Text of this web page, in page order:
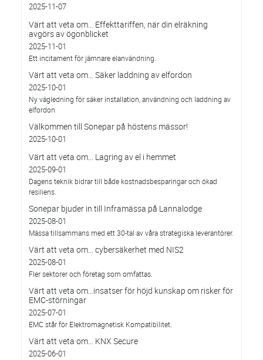
2025-11-07
Värt att veta om… Effekttariffen, när din elräkning
avgörs av ögonblicket
2025-11-01
Ett incitament för jämnare elanvändning.
Värt att veta om… Säker laddning av elfordon
2025-10-01
Ny vägledning för säker installation, användning och laddning av
elfordon
Välkommen till Sonepar på höstens mässor!
2025-10-01
Värt att veta om... Lagring av el i hemmet
2025-09-01
Dagens teknik bidrar till både kostnadsbesparingar och ökad
resiliens.
Sonepar bjuder in till Inframässa på Lannalodge
2025-08-01
Mässa tillsammans med ett 30-tal av våra strategiska leverantörer.
Värt att veta om... cybersäkerhet med NIS2
2025-08-01
Fler sektorer och företag som omfattas.
Värt att veta om…insatser för höjd kunskap om risker för
EMC-störningar
2025-07-01
EMC står för Elektromagnetisk Kompatibilitet.
Värt att veta om… KNX Secure
2025-06-01